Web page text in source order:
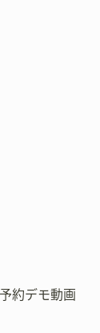
約デモ動画